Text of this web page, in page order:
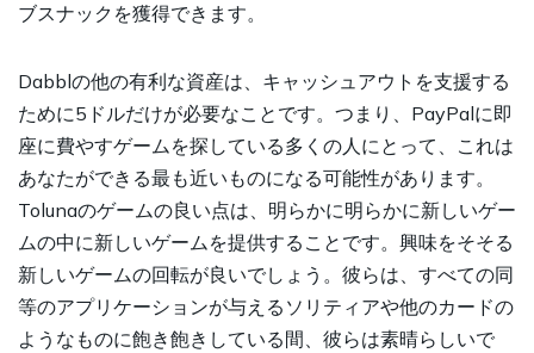
ブスナックを獲得できます。
Dabblの他の有利な資産は、キャッシュアウトを支援する
ために5ドルだけが必要なことです。つまり、PayPalに即
座に費やすゲームを探している多くの人にとって、これは
あなたができる最も近いものになる可能性があります。
Tolunaのゲームの良い点は、明らかに明らかに新しいゲー
ムの中に新しいゲームを提供することです。興味をそそる
新しいゲームの回転が良いでしょう。彼らは、すべての同
等のアプリケーションが与えるソリティアや他のカードの
ようなものに飽き飽きしている間、彼らは素晴らしいで